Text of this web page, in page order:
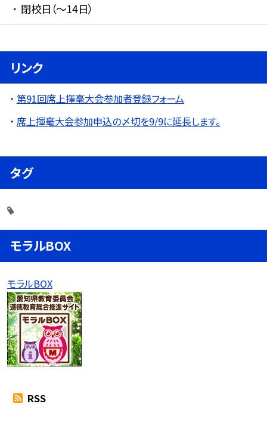
閉校日（～14日）
リンク
第91回席上揮毫大会参加者登録フォーム
席上揮毫大会参加申込の〆切を9/9に延長します。
タグ
モラルBOX
モラルBOX
RSS